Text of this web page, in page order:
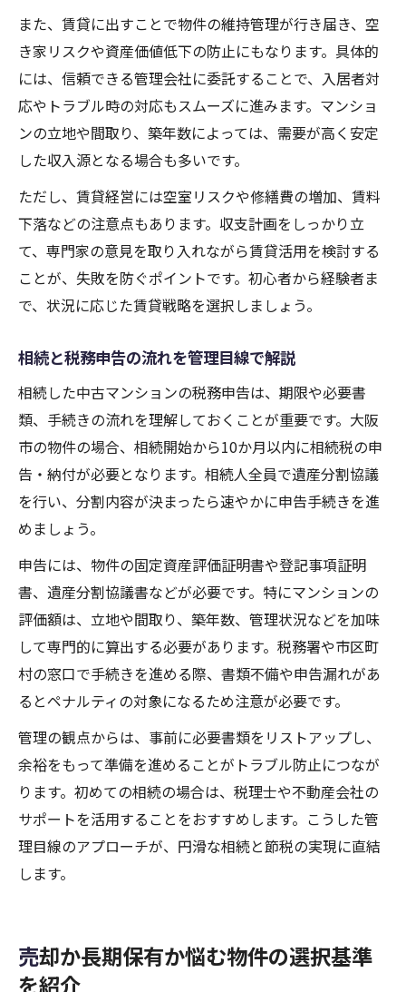
また、賃貸に出すことで物件の維持管理が行き届き、空
き家リスクや資産価値低下の防止にもなります。具体的
には、信頼できる管理会社に委託することで、入居者対
応やトラブル時の対応もスムーズに進みます。マンショ
ンの立地や間取り、築年数によっては、需要が高く安定
した収入源となる場合も多いです。
ただし、賃貸経営には空室リスクや修繕費の増加、賃料
下落などの注意点もあります。収支計画をしっかり立
て、専門家の意見を取り入れながら賃貸活用を検討する
ことが、失敗を防ぐポイントです。初心者から経験者ま
で、状況に応じた賃貸戦略を選択しましょう。
相続と税務申告の流れを管理目線で解説
相続した中古マンションの税務申告は、期限や必要書
類、手続きの流れを理解しておくことが重要です。大阪
市の物件の場合、相続開始から10か月以内に相続税の申
告・納付が必要となります。相続人全員で遺産分割協議
を行い、分割内容が決まったら速やかに申告手続きを進
めましょう。
申告には、物件の固定資産評価証明書や登記事項証明
書、遺産分割協議書などが必要です。特にマンションの
評価額は、立地や間取り、築年数、管理状況などを加味
して専門的に算出する必要があります。税務署や市区町
村の窓口で手続きを進める際、書類不備や申告漏れがあ
るとペナルティの対象になるため注意が必要です。
管理の観点からは、事前に必要書類をリストアップし、
余裕をもって準備を進めることがトラブル防止につなが
ります。初めての相続の場合は、税理士や不動産会社の
サポートを活用することをおすすめします。こうした管
理目線のアプローチが、円滑な相続と節税の実現に直結
します。
売却か長期保有か悩む物件の選択基準
を紹介